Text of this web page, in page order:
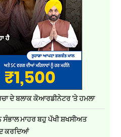
ਦੇ ਬਲਾਕ ਕੋਆਰਡੀਨੇਟਰ 'ਤੇ ਹਮਲਾ
ਸੰਭਾਲ ਮਾਹਰ ਬਹੁ ਪੱਖੀ ਸ਼ਖਸੀਅਤ
ਕਰਦਿਆਂ